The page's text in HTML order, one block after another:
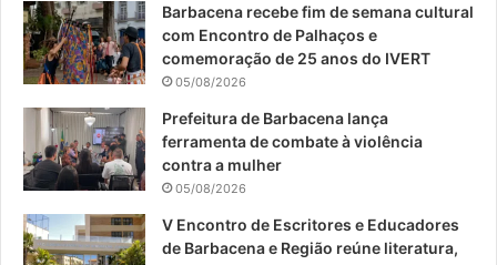
k
a
Barbacena recebe fim de semana cultural
com Encontro de Palhaços e
comemoração de 25 anos do IVERT
05/08/2026
Prefeitura de Barbacena lança
ferramenta de combate à violência
contra a mulher
05/08/2026
V Encontro de Escritores e Educadores
de Barbacena e Região reúne literatura,